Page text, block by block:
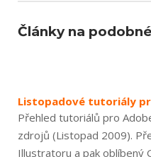
Články na
Listopadové tutoriály
Přehled tutoriálů pro
zdrojů (Listopad 2009).
Illustratoru a pak oblíbený